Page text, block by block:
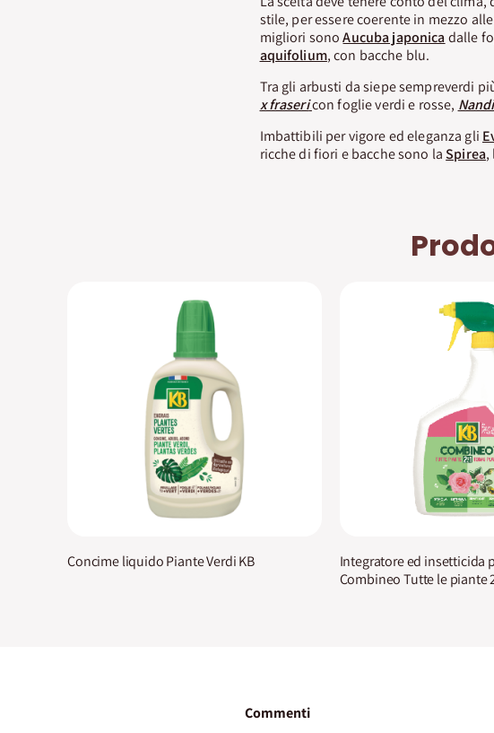
stile, per essere coerente in mezzo
migliori sonoAucuba japonica dalle
aquifolium, con bacche blu.
Tra gli arbusti da siepe sempreverdi
x frasericon foglie verdi e rosse,
Imbattibili per vigore ed eleganza gli
ricche di fiori e bacche sono laSpirea,
Concime liquido Piante Verdi KB
Integratore ed insetticida
Combineo Tutte le piante
Commenti